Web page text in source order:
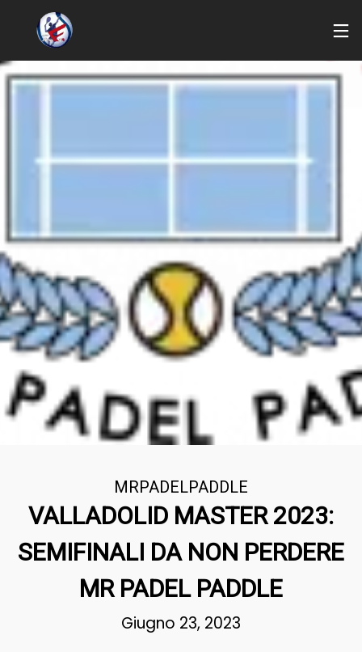
MRPADELPADDLE
VALLADOLID MASTER 2023:
SEMIFINALI DA NON PERDERE
MR PADEL PADDLE
Giugno 23, 2023